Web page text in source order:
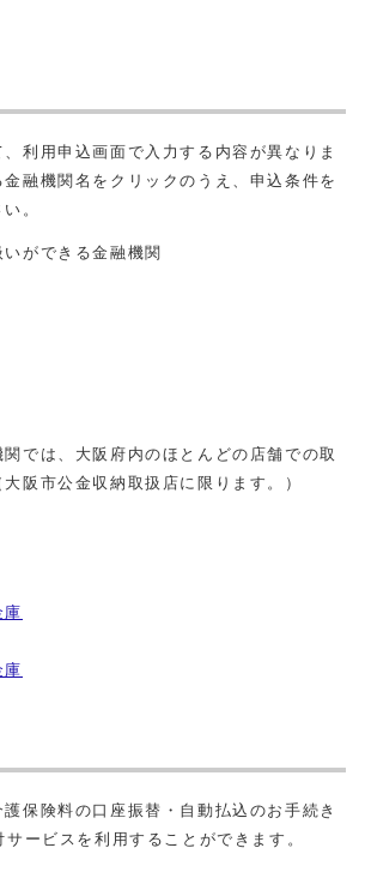
利用申込画面で入力する内容が異なりま
融機関名をクリックのうえ、申込条件を
。
いができる金融機関
関では、大阪府内のほとんどの店舗での取
阪市公金収納取扱店に限ります。）
庫
庫
保険料の口座振替・自動払込のお手続き
ービスを利用することができます。